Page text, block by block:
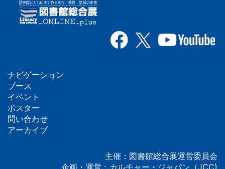
フ
ッ
タ
ナビゲーション
ブース
イベント
ポスター
問い合わせ
アーカイブ
主催：図書館総合展運営委員会